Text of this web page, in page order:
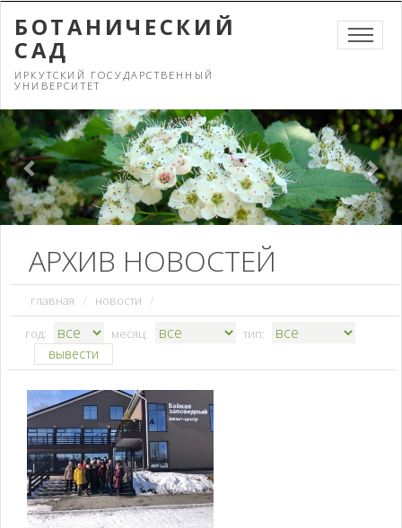
БОТАНИЧЕСКИЙ
САД
ИРКУТСКИЙ ГОСУДАРСТВЕННЫЙ
УНИВЕРСИТЕТ
Previous
АРХИВ НОВОСТЕЙ
главная / новости /
год: месяц: тип: